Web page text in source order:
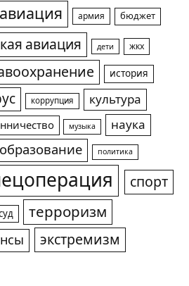
авиация армия бюджет
авиация дети жкх
история
коррупция
культура
музыка
наука
образование политика
спорт
терроризм
экстремизм